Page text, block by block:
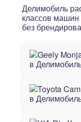
Делимобиль
классов
без